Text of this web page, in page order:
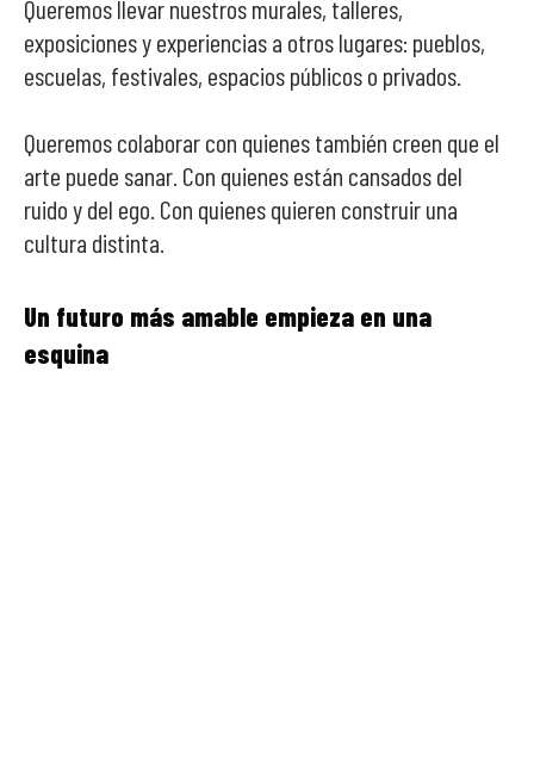
Queremos llevar nuestros murales, talleres,
exposiciones y experiencias a otros lugares: pueblos,
escuelas, festivales, espacios públicos o privados.
Queremos colaborar con quienes también creen que el
arte puede sanar. Con quienes están cansados del
ruido y del ego. Con quienes quieren construir una
cultura distinta.
Un futuro más amable empieza en una
esquina